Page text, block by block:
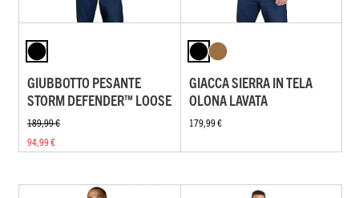
GIUBBOTTO PESANTE
STORM DEFENDER™ LOOSE
189,99 €
94,99 €
GIACCA SIERRA IN TELA
OLONA LAVATA
179,99 €